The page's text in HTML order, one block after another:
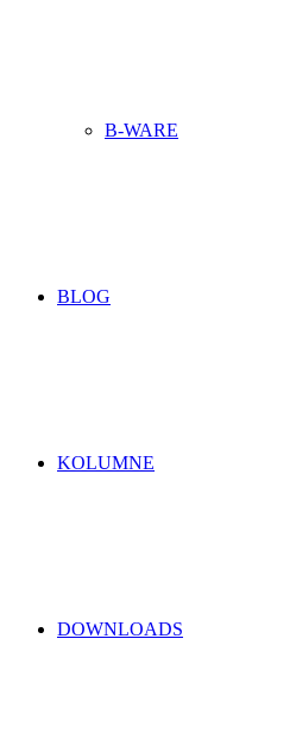
B-WARE
BLOG
KOLUMNE
DOWNLOADS